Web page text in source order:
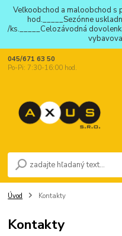
Veľkoobchod a maloobchod s
hod._____Sezónne
/ks._____Celozávodná
045/671 63 50
Po-Pi: 7:30-16:00 hod.
Úvod Kontakty
Kontakty